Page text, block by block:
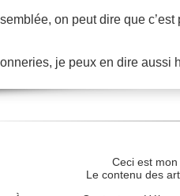
on peut dire que
je peux en dire
Ceci est
Le contenu des